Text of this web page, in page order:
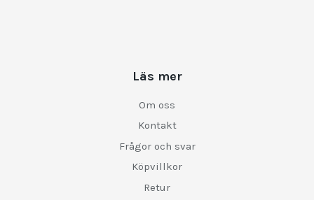
Läs mer
Om oss
Kontakt
Frågor och svar
Köpvillkor
Retur